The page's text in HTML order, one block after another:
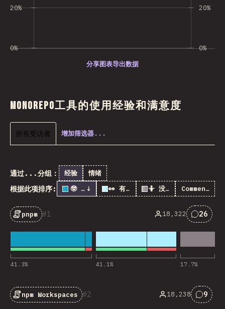
0%
20%
0%
20%
分享图表导出数据
Monorepo工具的使用经验和满意度
所有受访者 增加筛选器...
通过...分组： 经验 情绪
根据此项排序: 🤓 用过
↓ 👀 有听说过 🤷 没听说过Comments
1
pnpm
41.3% 41.1% 17.7%
18,322
对
26
2
npm Workspaces 18,238
对
9